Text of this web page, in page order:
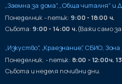
„Заемна за дома", „Обща читалня" и
Понеделник - петък: 9:00 - 18:00 ч.
Събота: 9:00 - 14:00 ч.(Важи само
„Изкуство", „Краезнание", СБИО,
Понеделник. - петък: 8:00 - 12:00ч.
Събота и неделя почивни дни.